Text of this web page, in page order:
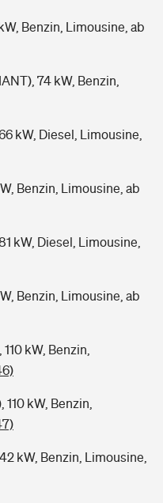
Benzin, Limousine, ab
74 kW, Benzin,
kW, Diesel, Limousine,
Benzin, Limousine, ab
kW, Diesel, Limousine,
Benzin, Limousine, ab
kW, Benzin,
kW, Benzin,
kW, Benzin, Limousine,